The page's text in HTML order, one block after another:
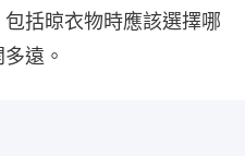
括晾衣物時應該選擇哪
遠。